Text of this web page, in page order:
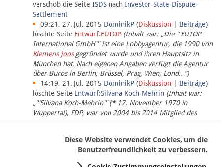
Impressum
verschob die Seite ISDS nach Investor-State-Dispute-
Settlement
09:21, 27. Jul. 2015 DominikP (Diskussion Beiträge)
löschte Seite Entwurf:EUTOP (Inhalt war: „Die '''EUTOP
International GmbH''' ist eine Lobbyagentur, die 1990 von
Klemens Joosgegründet wurde und ihren Hauptsitz in
München hat. Nach eigenen Angaben verfügt die Agentur
über Büros in Berlin, Brüssel, Prag, Wien, Lond…“)
14:19, 21. Jul. 2015 DominikP (Diskussion Beiträge)
löschte Seite Entwurf:Silvana Koch-Mehrin (Inhalt war:
„'''Silvana Koch-Mehrin''' (* 17. November 1970 in
Wuppertal), FDP, war von 2004 bis 2014 Mitglied des
Europäischen Parlaments, seit November 2014 ist sie für
Diese Website verwendet Cookies, um die
Benutzerfreundlichkeit zu verbessern.